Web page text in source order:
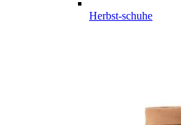
Herbst-schuhe